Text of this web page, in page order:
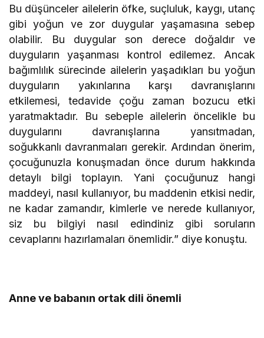
Bu düşünceler ailelerin öfke, suçluluk, kaygı, utanç
gibi yoğun ve zor duygular yaşamasına sebep
olabilir. Bu duygular son derece doğaldır ve
duyguların yaşanması kontrol edilemez. Ancak
bağımlılık sürecinde ailelerin yaşadıkları bu yoğun
duyguların yakınlarına karşı davranışlarını
etkilemesi, tedavide çoğu zaman bozucu etki
yaratmaktadır. Bu sebeple ailelerin öncelikle bu
duygularını davranışlarına yansıtmadan,
soğukkanlı davranmaları gerekir. Ardından önerim,
çocuğunuzla konuşmadan önce durum hakkında
detaylı bilgi toplayın. Yani çocuğunuz hangi
maddeyi, nasıl kullanıyor, bu maddenin etkisi nedir,
ne kadar zamandır, kimlerle ve nerede kullanıyor,
siz bu bilgiyi nasıl edindiniz gibi soruların
cevaplarını hazırlamaları önemlidir.” diye konuştu.
Anne ve babanın ortak dili önemli